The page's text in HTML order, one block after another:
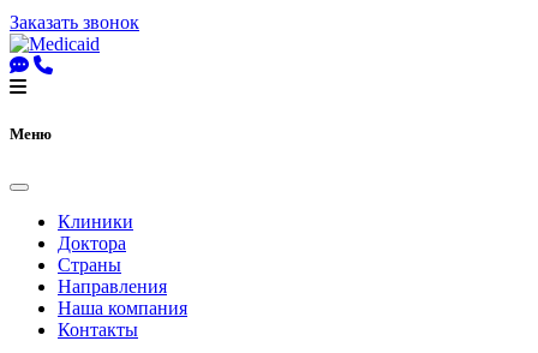
Заказать звонок
Меню
Клиники
Доктора
Страны
Направления
Наша компания
Контакты